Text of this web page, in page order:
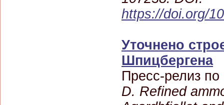
https://doi.org/
Уточнено
Шпицбергена
Пресс-релиз по
D. Refined